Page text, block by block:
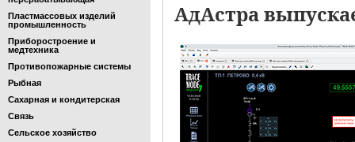
Пластмассовых изделий
промышленность
Приборостроение и
медтехника
Противопожарные системы
Рыбная
Сахарная и кондитерская
Связь
Сельское хозяйство
АдАстра